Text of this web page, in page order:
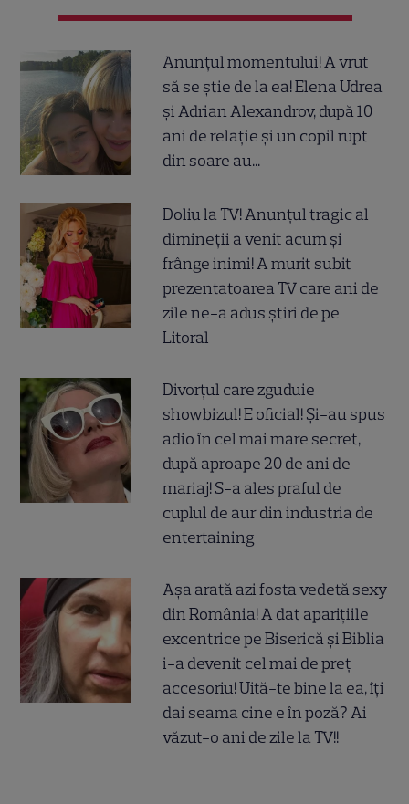
Anunțul momentului! A vrut
să se știe de la ea! Elena Udrea
și Adrian Alexandrov, după 10
ani de relație și un copil rupt
din soare au...
Doliu la TV! Anunțul tragic al
dimineții a venit acum și
frânge inimi! A murit subit
prezentatoarea TV care ani de
zile ne-a adus știri de pe
Litoral
Divorțul care zguduie
showbizul! E oficial! Și-au spus
adio în cel mai mare secret,
după aproape 20 de ani de
mariaj! S-a ales praful de
cuplul de aur din industria de
entertaining
Așa arată azi fosta vedetă sexy
din România! A dat aparițiile
excentrice pe Biserică și Biblia
i-a devenit cel mai de preț
accesoriu! Uită-te bine la ea, îți
dai seama cine e în poză? Ai
văzut-o ani de zile la TV!!